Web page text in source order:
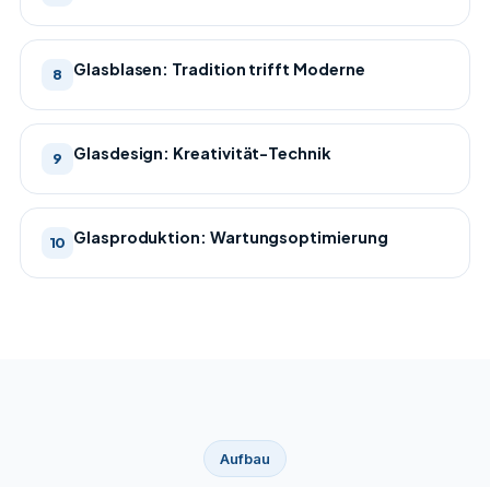
8 Glasblasen: Tradition trifft Moderne
9 Glasdesign: Kreativität-Technik
10 Glasproduktion: Wartungsoptimierung
Aufbau